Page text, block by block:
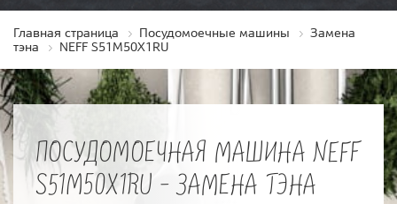
Главная страница Посудомоечные машины
Замена
тэна
NEFF S51M50X1RU
ПОСУДОМОЕЧНАЯ МАШИНА NEFF
S51M50X1RU - ЗАМЕНА ТЭНА